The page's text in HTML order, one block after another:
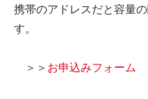
携帯のアドレスだと容量
す。
＞＞ お申込みフォーム